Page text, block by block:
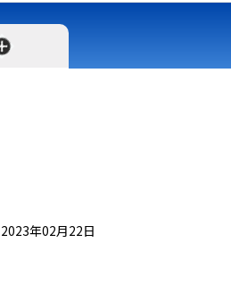
2023年02月22日